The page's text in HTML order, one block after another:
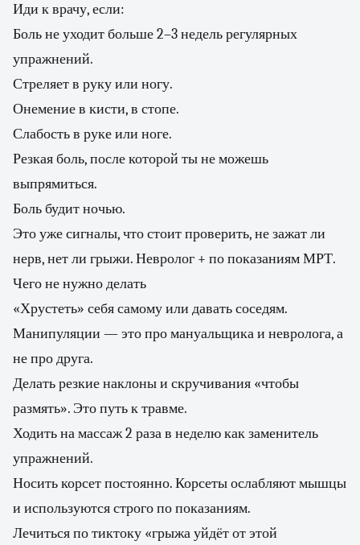
Иди к врачу, если:
Боль не уходит больше 2–3 недель регулярных
упражнений.
Стреляет в руку или ногу.
Онемение в кисти, в стопе.
Слабость в руке или ноге.
Резкая боль, после которой ты не можешь
выпрямиться.
Боль будит ночью.
Это уже сигналы, что стоит проверить, не зажат ли
нерв, нет ли грыжи. Невролог + по показаниям МРТ.
Чего не нужно делать
«Хрустеть» себя самому или давать соседям.
Манипуляции — это про мануальщика и невролога, а
не про друга.
Делать резкие наклоны и скручивания «чтобы
размять». Это путь к травме.
Ходить на массаж 2 раза в неделю как заменитель
упражнений.
Носить корсет постоянно. Корсеты ослабляют мышцы
и используются строго по показаниям.
Лечиться по тиктоку «грыжа уйдёт от этой